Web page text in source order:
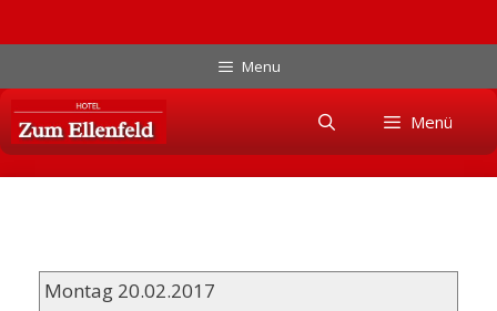
Inhalt
springen
Menu
Skip
content
Menü
Montag 20.02.2017